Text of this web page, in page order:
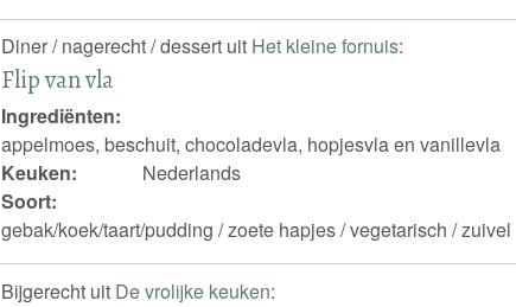
Diner / nagerecht / dessert uit Het kleine fornuis:
Flip van vla
Ingrediënten:
appelmoes, beschuit, chocoladevla, hopjesvla en vanillevla
Keuken:
Nederlands
Soort:
gebak/koek/taart/pudding / zoete hapjes / vegetarisch / zuivel
Bijgerecht uit De vrolijke keuken: